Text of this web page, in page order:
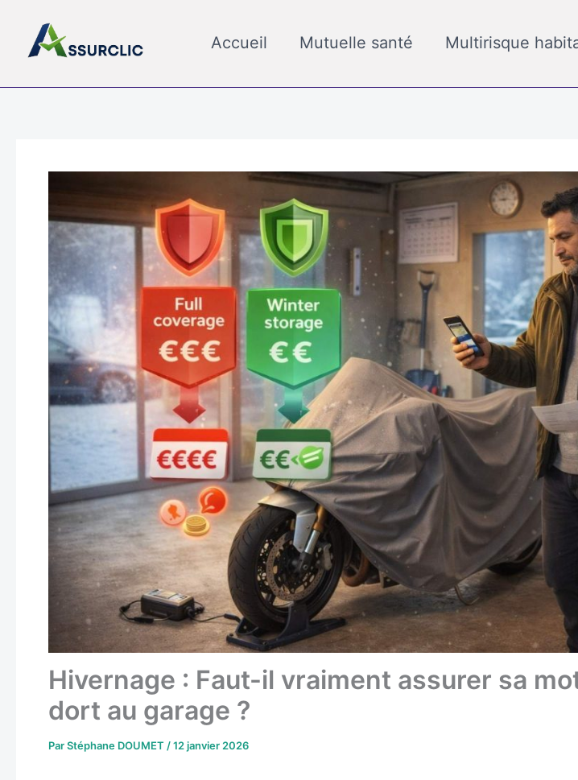
contenu
Accueil Mutuelle santé Multirisque
Hivernage : Faut-il vraiment assurer sa
dort au garage ?
ParStéphane DOUMET /12 janvier 2026